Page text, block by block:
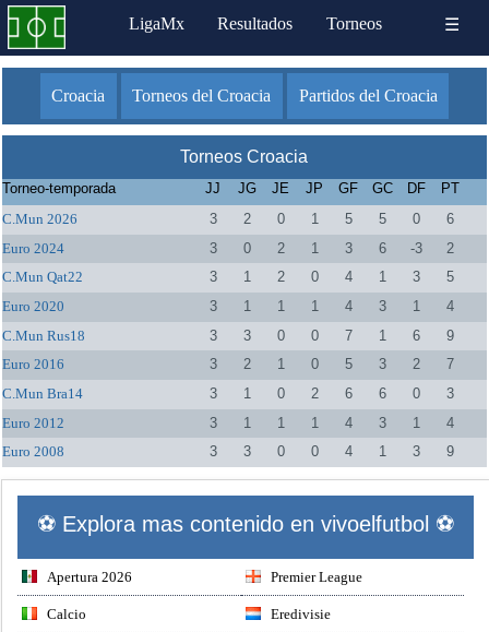
LigaMx Resultados Torneos ☰
Croacia Torneos del Croacia Partidos del Croacia
Torneos Croacia
Torneo-temporada JJ JG JE JP GF GC DF
PT
C.Mun 2026
3 2 0 1 5 5 0
6
Euro 2024
3 0 2 1 3 6 -3
2
C.Mun Qat22
3 1 2 0 4 1 3
5
Euro 2020
3 1 1 1 4 3 1
4
C.Mun Rus18
3 3 0 0 7 1 6
9
Euro 2016
3 2 1 0 5 3 2
7
C.Mun Bra14
3 1 0 2 6 6 0
3
Euro 2012
3 1 1 1 4 3 1
4
Euro 2008
3 3 0 0 4 1 3 9
⚽ Explora mas contenido en vivoelfutbol ⚽
Apertura 2026 Premier League
Calcio Eredivisie